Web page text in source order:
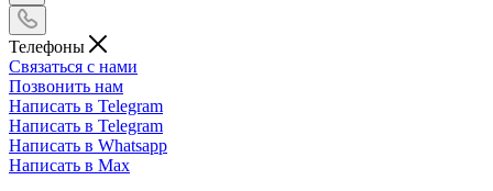
Телефоны
Связаться с нами
Позвонить нам
Написать в Telegram
Написать в Telegram
Написать в Whatsapp
Написать в Max